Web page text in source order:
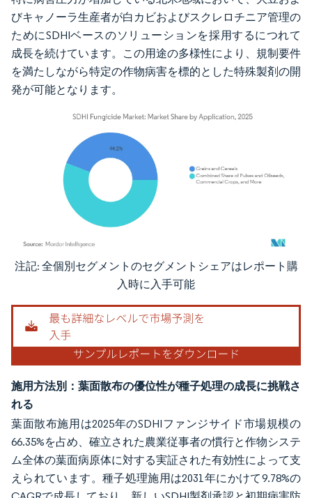
びキャノーラ生産者が白カビおよびスクレロチニア管理の
ためにSDHIベースのソリューションを採用するにつれて
成長を続けています。この用途の多様性により、規制要件
を満たしながら特定の作物病害を標的とした特殊製剤の開
発が可能となります。
画像 © Mordor Intelligence。再利用にはCC BY 4.0の表示が必要です。
注記: 全個別セグメントのセグメントシェアはレポート購
入時に入手可能
施用方法別：葉面散布の優位性が種子処理の成長に挑戦さ
れる
葉面散布施用は2025年のSDHIファンジサイド市場規模の
66.35%を占め、確立された農業従事者の慣行と作物システ
ム全体の葉面病原体に対する実証された有効性によって支
えられています。種子処理施用は2031年にかけて9.78%の